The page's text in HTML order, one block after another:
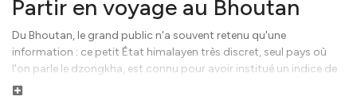
Partir en voyage au Bhoutan
Du Bhoutan, le grand public n'a souvent retenu qu'une
information : ce petit État himalayen très discret, seul pays où
l'on parle le dzongkha, est connu pour avoir institué un indice de
Bonheur National Brut. Longtemps inconnu et très peu visité, le
Lire la suite